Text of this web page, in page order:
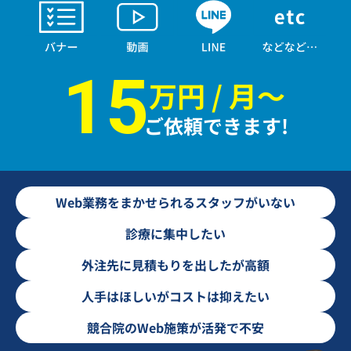
15万円 / 月〜
ご依頼できます!
Web業務をまかせられるスタッフがいない
診療に集中したい
外注先に見積もりを出したが高額
人手はほしいがコストは抑えたい
競合院のWeb施策が活発で不安